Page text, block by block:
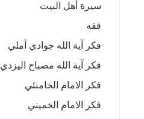
سيرة أهل البيت
فقه
فكر آية الله جوادي آملي
فكر آية الله مصباح اليزدي
فكر الامام الخامنئي
فكر الامام الخميني